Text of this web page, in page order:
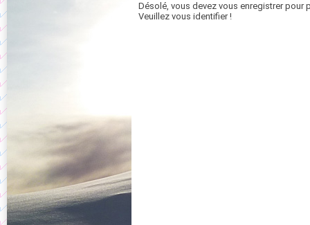
Désolé, vous devez vous enregistrer pour
Veuillez vous identifier !